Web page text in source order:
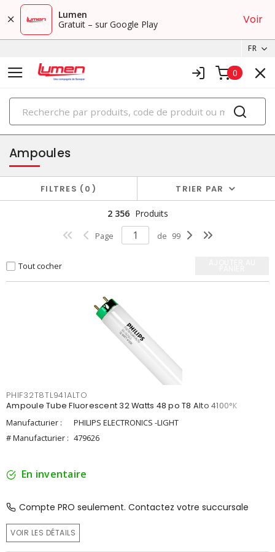
Lumen
Gratuit – sur Google Play
Voir
FR
0
PRODUITS
éclairage
Ampoules
FILTRES 0 TRIER PAR
2 356 Produits
Page de 99
Tout cocher
PHIF32T8TL941ALTO
Ampoule Tube Fluorescent 32 Watts 48 po T8 Alto 4100°K
Manufacturier :
PHILIPS ELECTRONICS -LIGHT
# Manufacturier : 479626
En inventaire
Compte PRO seulement. Contactez votre succursale
VOIR LES DÉTAILS